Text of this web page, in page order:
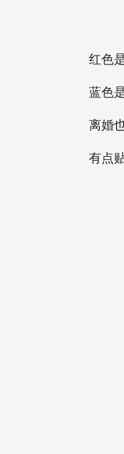
红色是
蓝色是
离婚也
有点贴